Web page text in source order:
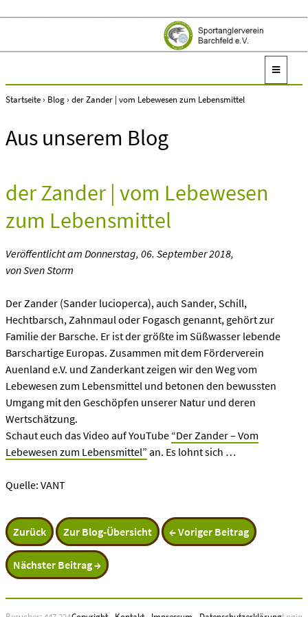
Startseite› Blog› der Zander | vom Lebewesen zum Lebensmittel
Aus unserem Blog
der Zander | vom Lebewesen
zum Lebensmittel
Veröffentlicht am Donnerstag, 06. September 2018,
von Sven Storm
Der Zander (Sander lucioperca), auch Sander, Schill,
Hechtbarsch, Zahnmaul oder Fogasch genannt, gehört zur
Familie der Barsche. Er ist der größte im Süßwasser lebende
Barschartige Europas. Zusammen mit dem Förderverein
Auenland e.V. und Zanderkant zeigen wir den Weg vom
Lebewesen zum Lebensmittel und betonen den bewussten
Umgang mit den Geschöpfen unserer Natur und deren
Wertschätzung.
Schaut euch das Video auf YouTube “Der Zander – Vom
Lebewesen zum Lebensmittel” an. Es lohnt sich …
Quelle: VANT
Zurück Zur Blog-Übersicht ← Voriger Beitrag
Nächster Beitrag →